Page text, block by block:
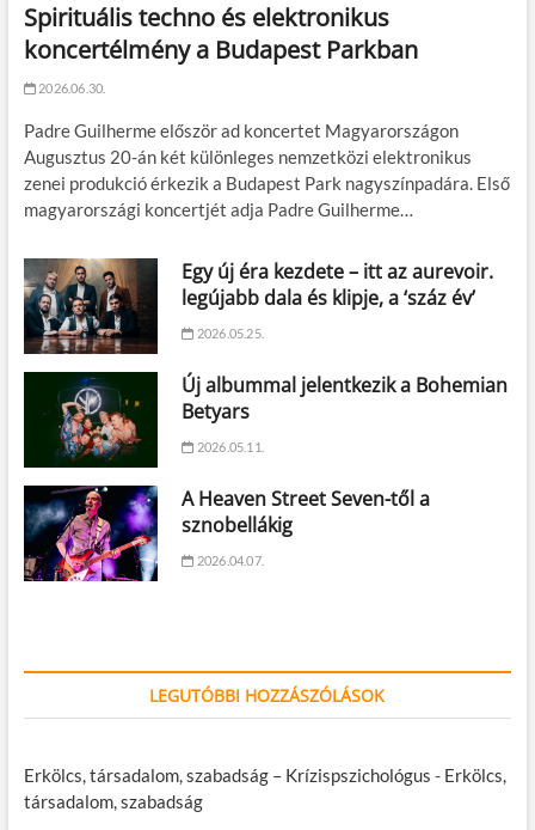
Spirituális techno és elektronikus
koncertélmény a Budapest Parkban
2026.06.30.
Padre Guilherme először ad koncertet Magyarországon
Augusztus 20-án két különleges nemzetközi elektronikus
zenei produkció érkezik a Budapest Park nagyszínpadára. Első
magyarországi koncertjét adja Padre Guilherme…
Egy új éra kezdete – itt az aurevoir.
legújabb dala és klipje, a ‘száz év’
2026.05.25.
Új albummal jelentkezik a Bohemian
Betyars
2026.05.11.
A Heaven Street Seven-től a
sznobellákig
2026.04.07.
LEGUTÓBBI HOZZÁSZÓLÁSOK
Erkölcs, társadalom, szabadság – Krízispszichológus - Erkölcs,
társadalom, szabadság